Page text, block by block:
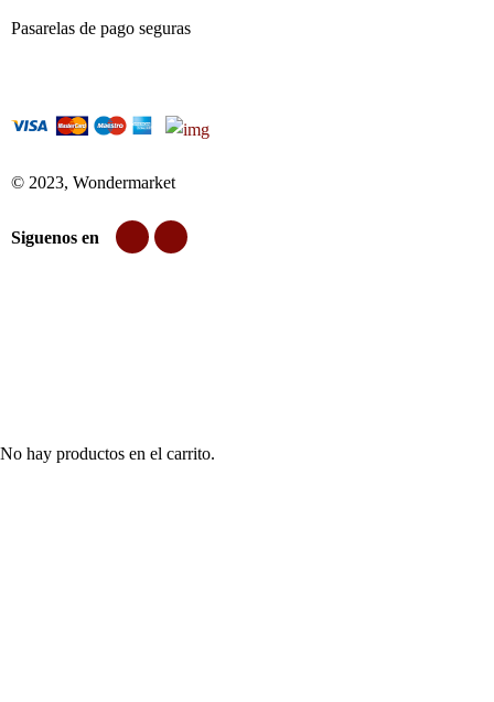
Pasarelas de pago seguras
© 2023, Wondermarket
Siguenos en
No hay productos en el carrito.